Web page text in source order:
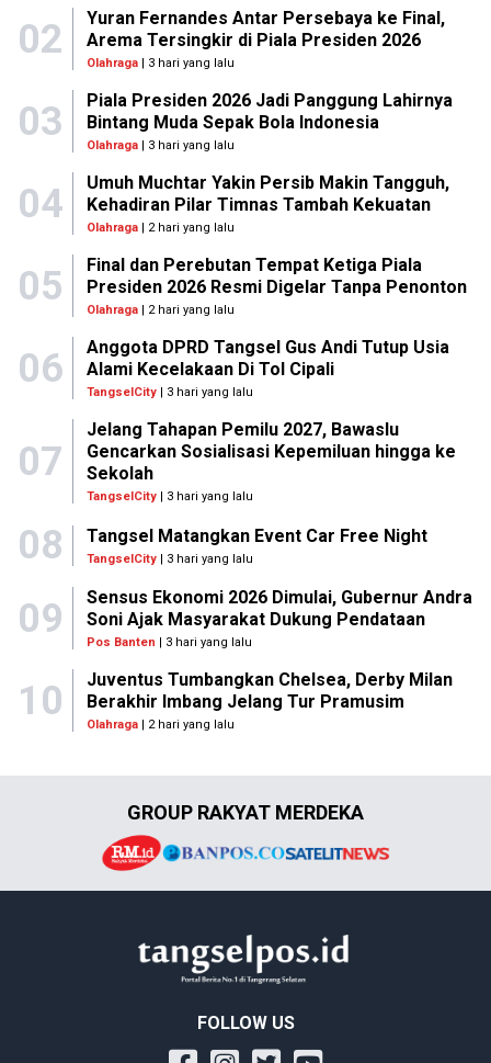
02
Yuran Fernandes Antar Persebaya ke Final,
Arema Tersingkir di Piala Presiden 2026
Olahraga| 3 hari yang lalu
03
Piala Presiden 2026 Jadi Panggung Lahirnya
Bintang Muda Sepak Bola Indonesia
Olahraga| 3 hari yang lalu
04
Umuh Muchtar Yakin Persib Makin Tangguh,
Kehadiran Pilar Timnas Tambah Kekuatan
Olahraga| 2 hari yang lalu
05
Final dan Perebutan Tempat Ketiga Piala
Presiden 2026 Resmi Digelar Tanpa Penonton
Olahraga| 2 hari yang lalu
06
Anggota DPRD Tangsel Gus Andi Tutup Usia
Alami Kecelakaan Di Tol Cipali
TangselCity| 3 hari yang lalu
07
Jelang Tahapan Pemilu 2027, Bawaslu
Gencarkan Sosialisasi Kepemiluan hingga ke
Sekolah
TangselCity| 3 hari yang lalu
08 Tangsel Matangkan Event Car Free Night
TangselCity | 3 hari yang lalu
09
Sensus Ekonomi 2026 Dimulai, Gubernur Andra
Soni Ajak Masyarakat Dukung Pendataan
Pos Banten | 3 hari yang lalu
10
Juventus Tumbangkan Chelsea, Derby Milan
Berakhir Imbang Jelang Tur Pramusim
Olahraga| 2 hari yang lalu
GROUP RAKYAT MERDEKA
FOLLOW US